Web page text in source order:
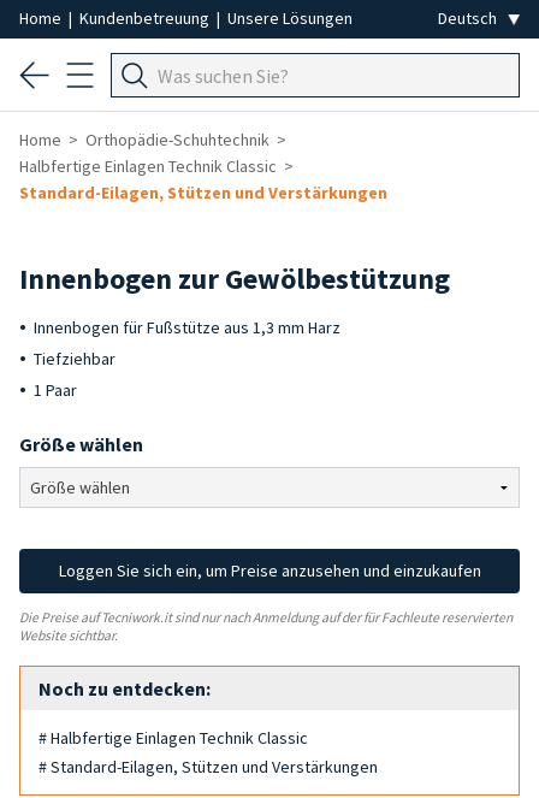
Home | Kundenbetreuung | Unsere Lösungen
Home
Orthopädie-Schuhtechnik
Halbfertige Einlagen Technik Classic
Standard-Eilagen, Stützen und Verstärkungen
Innenbogen zur Gewölbestützung
Innenbogen für Fußstütze aus 1,3 mm Harz
Tiefziehbar
1 Paar
Größe wählen
Loggen Sie sich ein, um Preise anzusehen und einzukaufen
Die Preise auf Tecniwork.it sind nur nach Anmeldung auf der für Fachleute reservierten
Website sichtbar.
Noch zu entdecken:
# Halbfertige Einlagen Technik Classic
# Standard-Eilagen, Stützen und Verstärkungen